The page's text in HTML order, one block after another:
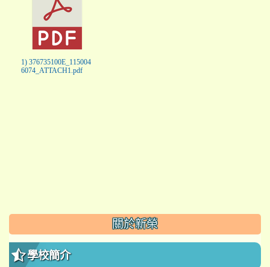
1) 376735100E_115004
6074_ATTACH1.pdf
::: 關於新榮
學校簡介